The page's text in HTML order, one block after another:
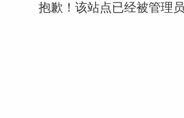
抱歉！该站点已经被管理